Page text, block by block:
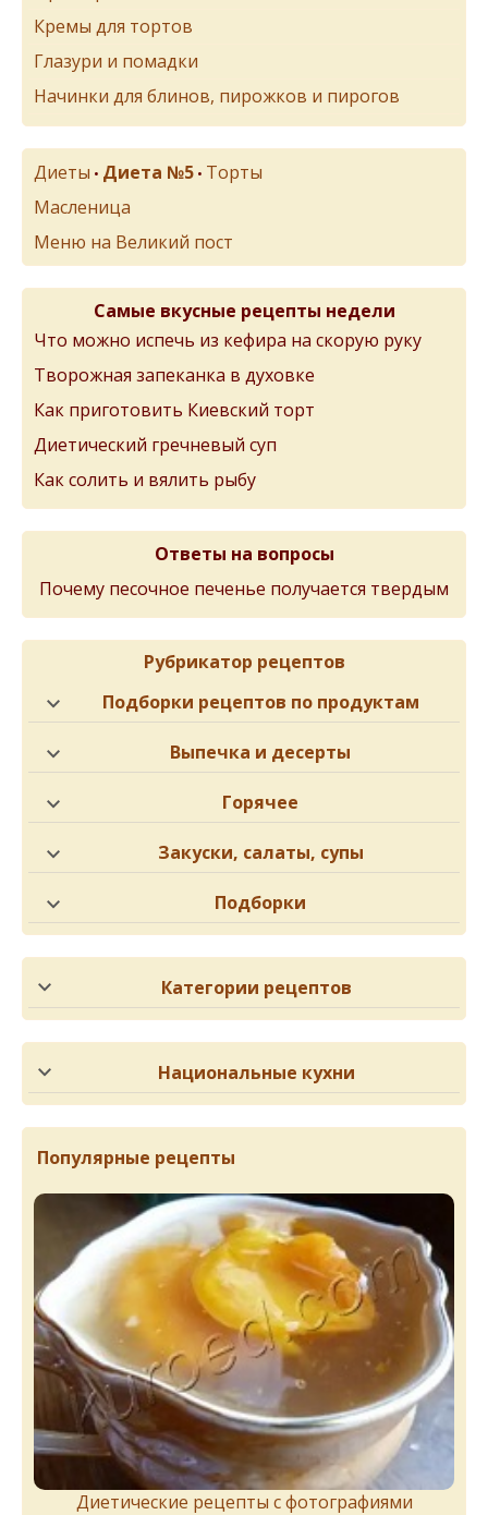
Кремы для тортов
Глазури и помадки
Начинки для блинов, пирожков и пирогов
Диеты • Диета №5 • Торты
Масленица
Меню на Великий пост
Самые вкусные рецепты недели
Что можно испечь из кефира на скорую руку
Творожная запеканка в духовке
Как приготовить Киевский торт
Диетический гречневый суп
Как солить и вялить рыбу
Ответы на вопросы
Почему песочное печенье получается твердым
Рубрикатор рецептов
Подборки рецептов по продуктам
Выпечка и десерты
Горячее
Закуски, салаты, супы
Подборки
Категории рецептов
Национальные кухни
Популярные рецепты
Диетические рецепты с фотографиями